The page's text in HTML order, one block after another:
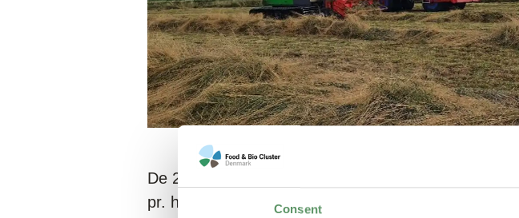
Consent
De 200.000 ha, som skal lægges om og høstes, vil
pr. hektar, så det er vigtigt, at græsset føres væk, så